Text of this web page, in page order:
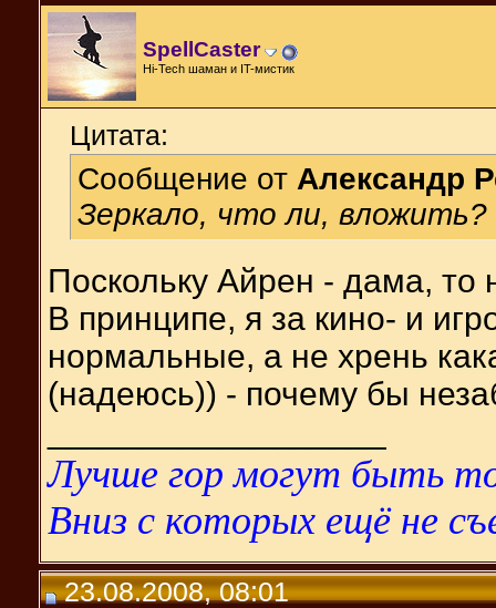
SpellCaster
Hi-Tech шаман и IT-мистик
Цитата:
Сообщение от Александр
Зеркало, что ли, вложить?
Поскольку Айрен - дама, то
В принципе, я за кино- и
нормальные, а не хрень
(надеюсь)) - почему бы
Лучше гор могут быть
Вниз с которых ещё не
23.08.2008, 08:01